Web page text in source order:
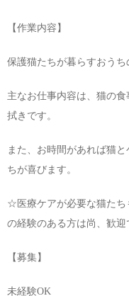
【作業内容】
保護猫たちが暮らすおうち
主なお仕事内容は、猫の
拭きです。
また、お時間があれば猫
ちが喜びます。
☆医療ケアが必要な猫たち
の経験のある方は尚、歓迎
【募集】
未経験OK